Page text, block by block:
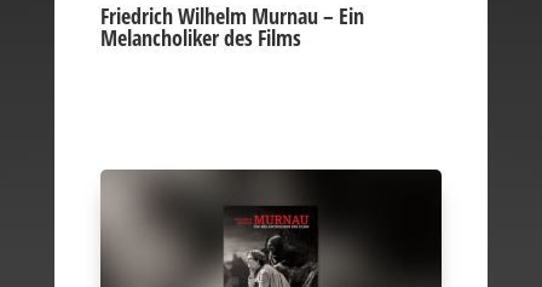
Friedrich Wilhelm Murnau – Ein
Melancholiker des Films